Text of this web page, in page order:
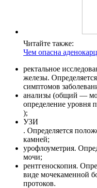
Читайте также:
Чем опасна
ректальное
железы.
симптомов
анализы (общий —
определение уровня
);
УЗИ
. Определяется
камней;
урофлоуметрия.
мочи;
рентгеноскопия.
виде мочекаменной
протоков.